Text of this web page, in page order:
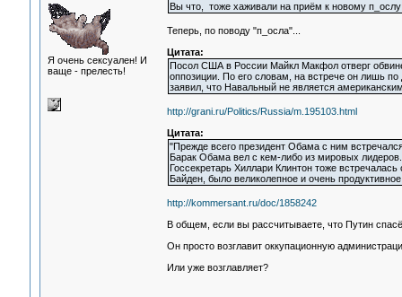
Я очень сексуален! И
ваще - прелесть!
Вы что, тоже хаживали на приём к новому
Теперь, по поводу "п_осла"...
Цитата:
Посол США в России Майкл Макфол отверг
оппозиции. По его словам, на встрече он лишь
заявил, что Навальный не является
http://grani.ru/Politics/Russia/m.195103.html
Цитата:
"Прежде всего президент Обама с ним
Барак Обама вел с кем-либо из мировых
Госсекретарь Хиллари Клинтон тоже
Байден, было великолепное и очень
http://kommersant.ru/doc/1858242
В общем, если вы рассчитываете, что Путин
Он просто возглавит оккупационную
Или уже возглавляет?